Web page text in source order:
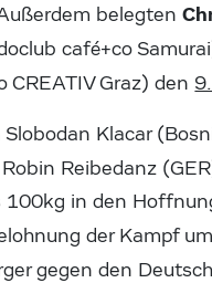
belegten
café+co
CREATIV Graz) den
Slobodan Klacar
Reibedanz
100kg in den
der Kampf um
gegen den